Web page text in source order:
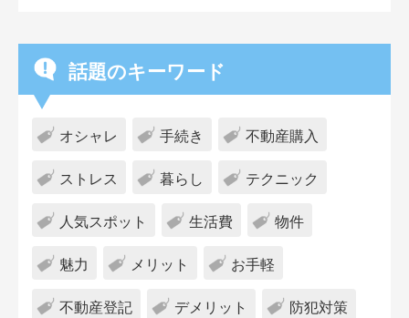
話題のキーワード
オシャレ 手続き 不動産購入
ストレス 暮らし テクニック
人気スポット 生活費 物件
魅力 メリット お手軽
不動産登記 デメリット 防犯対策